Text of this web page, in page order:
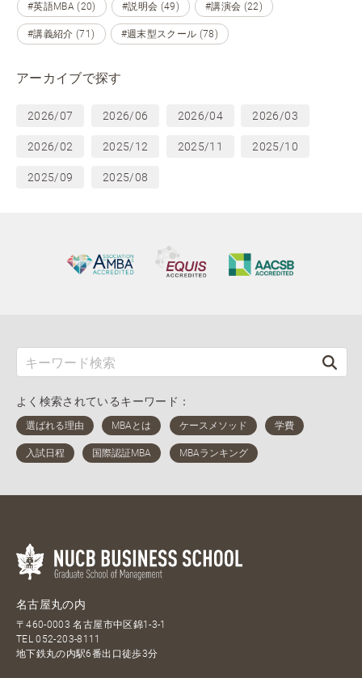
#英語MBA (20) #説明会 (49) #講演会 (22)
#講義紹介 (71) #週末型スクール (78)
アーカイブで探す
2026/07 2026/06 2026/04 2026/03
2026/02 2025/12 2025/11 2025/10
2025/09 2025/08
よく検索されているキーワード：
名古屋丸の内
〒460-0003 名古屋市中区錦1-3-1
TEL052-203-8111
地下鉄丸の内駅6番出口徒歩3分